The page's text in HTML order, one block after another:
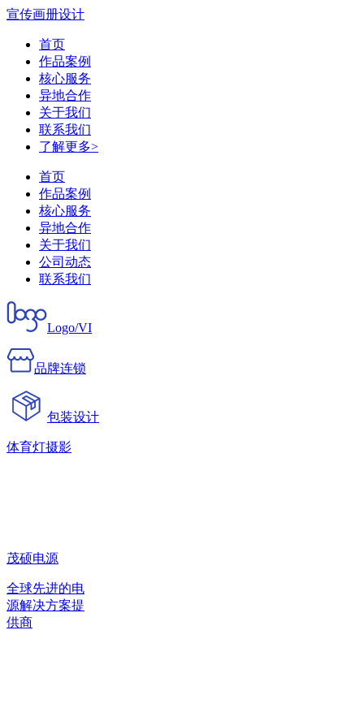
宣传画册设计
首页
作品案例
核心服务
异地合作
关于我们
联系我们
了解更多>
首页
作品案例
核心服务
异地合作
关于我们
公司动态
联系我们
Logo/VI
品牌连锁
包装设计
体育灯摄影
茂硕电源
全球先进的电
源解决方案提
供商